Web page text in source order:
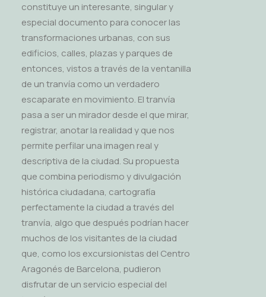
constituye un interesante, singular y
especial documento para conocer las
transformaciones urbanas, con sus
edificios, calles, plazas y parques de
entonces, vistos a través de la ventanilla
de un tranvía como un verdadero
escaparate en movimiento. El tranvía
pasa a ser un mirador desde el que mirar,
registrar, anotar la realidad y que nos
permite perfilar una imagen real y
descriptiva de la ciudad. Su propuesta
que combina periodismo y divulgación
histórica ciudadana, cartografía
perfectamente la ciudad a través del
tranvía, algo que después podrían hacer
muchos de los visitantes de la ciudad
que, como los excursionistas del Centro
Aragonés de Barcelona, pudieron
disfrutar de un servicio especial del